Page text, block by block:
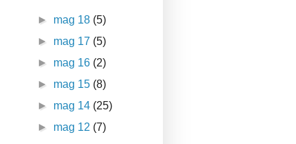
► mag 18 (5)
► mag 17 (5)
► mag 16 (2)
► mag 15 (8)
► mag 14 (25)
► mag 12 (7)